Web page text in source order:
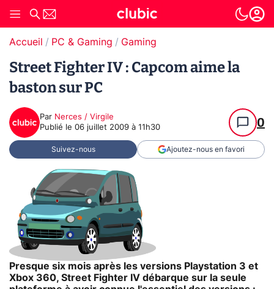
Accueil PC & Gaming Gaming
Street Fighter IV : Capcom aime la
baston sur PC
Par Nerces / Virgile
Publié le 06 juillet 2009 à 11h30 0
Suivez-nous Ajoutez-nous en favori
Presque six mois après les versions Playstation 3 et
Xbox 360, Street Fighter IV débarque sur la seule